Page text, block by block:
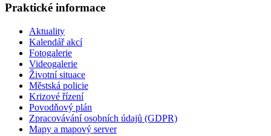
Praktické informace
Aktuality
Kalendář akcí
Fotogalerie
Videogalerie
Životní situace
Městská policie
Krizové řízení
Povodňový plán
Zpracovávání osobních údajů (GDPR)
Mapy a mapový server